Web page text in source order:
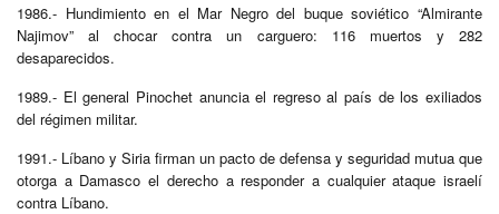
1986.- Hundimiento en el Mar Negro del buque soviético “Almirante
Najimov” al chocar contra un carguero: 116 muertos y 282
desaparecidos.
1989.- El general Pinochet anuncia el regreso al país de los exiliados
del régimen militar.
1991.- Líbano y Siria firman un pacto de defensa y seguridad mutua que
otorga a Damasco el derecho a responder a cualquier ataque israelí
contra Líbano.